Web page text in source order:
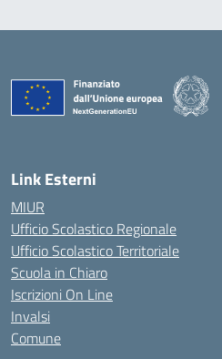
Link Esterni
MIUR
Ufficio Scolastico Regionale
Ufficio Scolastico Territoriale
Scuola in Chiaro
Iscrizioni On Line
Invalsi
Comune